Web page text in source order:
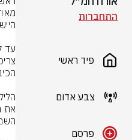
התחברות
פיד ראשי
צבע אדום
פרסם